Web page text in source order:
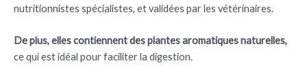
nutritionnistes spécialistes, et validées par les vétérinaires.
De plus, elles contiennent des plantes aromatiques naturelles,
ce qui est idéal pour faciliter la digestion.